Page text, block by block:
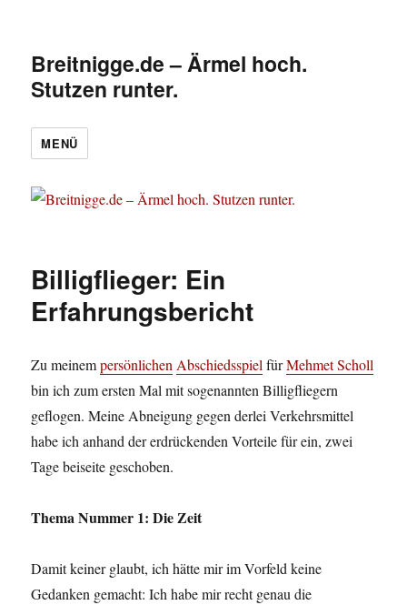
Breitnigge.de – Ärmel hoch.
Stutzen runter.
MENÜ
Billigflieger: Ein
Erfahrungsbericht
Zu meinempersönlichen AbschiedsspielfürMehmet Scholl
bin ich zum ersten Mal mit sogenannten Billigfliegern
geflogen. Meine Abneigung gegen derlei Verkehrsmittel
habe ich anhand der erdrückenden Vorteile für ein, zwei
Tage beiseite geschoben.
Thema Nummer 1: Die Zeit
Damit keiner glaubt, ich hätte mir im Vorfeld keine
Gedanken gemacht: Ich habe mir recht genau die